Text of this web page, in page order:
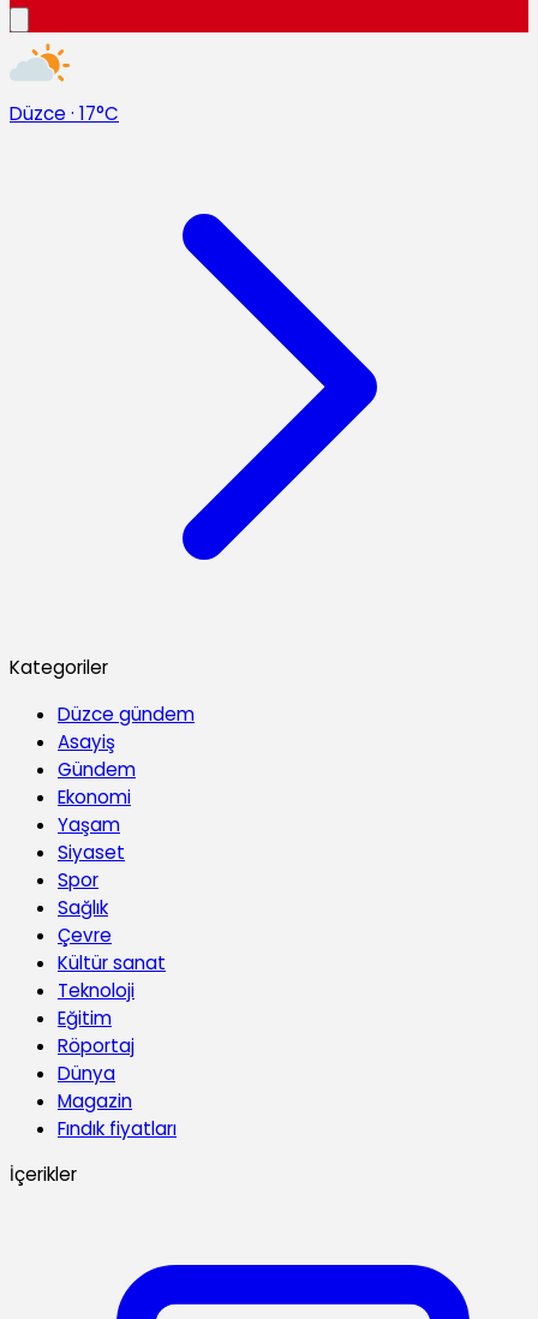
Düzce · 17°C
Kategoriler
Düzce gündem
Asayiş
Gündem
Ekonomi
Yaşam
Siyaset
Spor
Sağlık
Çevre
Kültür sanat
Teknoloji
Eğitim
Röportaj
Dünya
Magazin
Fındık fiyatları
İçerikler